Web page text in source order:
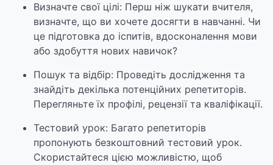
Визначте свої цілі: Перш ніж шукати вчителя,
визначте, що ви хочете досягти в навчанні. Чи
це підготовка до іспитів, вдосконалення мови
або здобуття нових навичок?
Пошук та відбір: Проведіть дослідження та
знайдіть декілька потенційних репетиторів.
Перегляньте їх профілі, рецензії та кваліфікації.
Тестовий урок: Багато репетиторів
пропонують безкоштовний тестовий урок.
Скористайтеся цією можливістю, щоб